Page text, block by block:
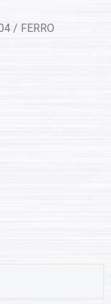
/ FERRO